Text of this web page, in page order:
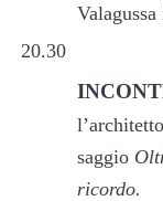
20.30
saggio
ricordo.